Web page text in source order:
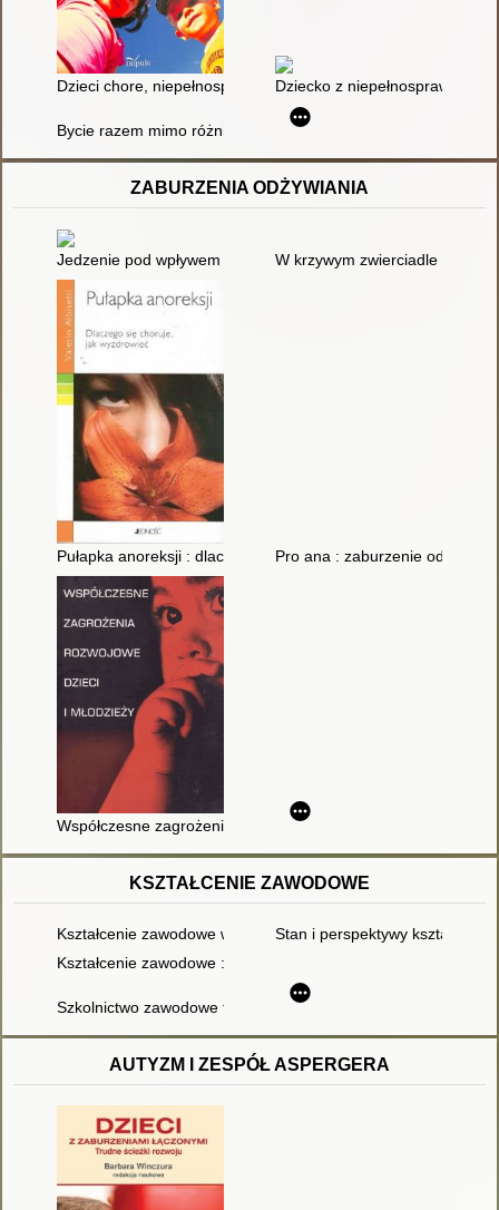
Dzieci chore, niepełnosprawne i z utrudnieniami w rozwoju
Dziecko z
Bycie razem mimo różnic
ZABURZENIA ODŻYWIANIA
Jedzenie pod wpływem emocji W krzywym zwierciadle bulimii
Pułapka anoreksji : dlaczego się choruje, jak wyzdrowieć
Pro ana : zaburzenie
Współczesne zagrożenia rozwojowe dzieci i młodzieży
KSZTAŁCENIE ZAWODOWE
Kształcenie zawodowe w perspektywie europejskiego rynku
Stan i perspektywy kształcenia
Kształcenie zawodowe : problematyka ogólna i badanie
Szkolnictwo zawodowe tonie
AUTYZM I ZESPÓŁ ASPERGERA